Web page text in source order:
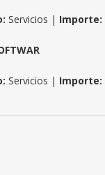
Servicios | Importe:
Servicios | Importe: